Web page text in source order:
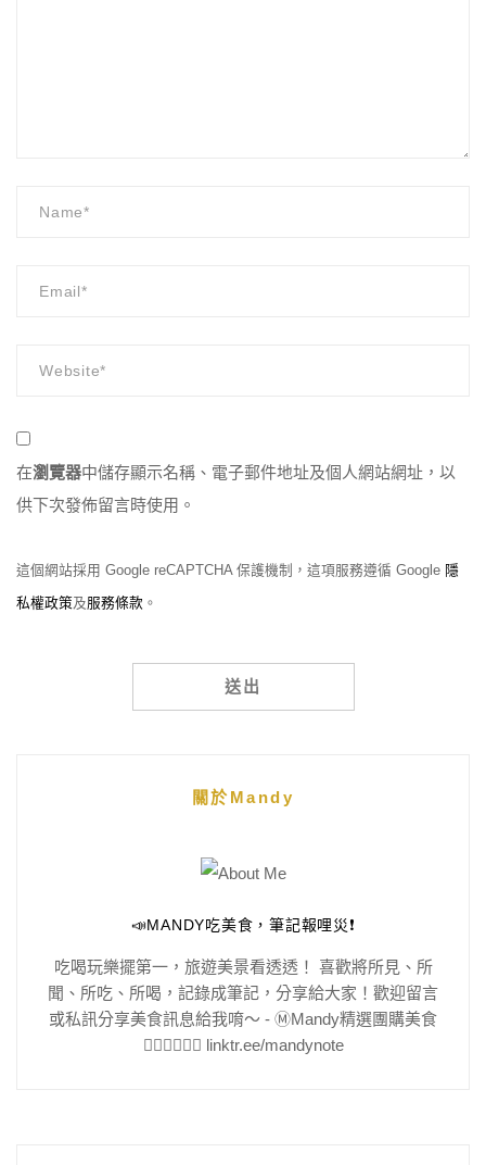
在瀏覽器中儲存顯示名稱、電子郵件地址及個人網站網址，以
供下次發佈留言時使用。
這個網站採用 Google reCAPTCHA 保護機制，這項服務遵循 Google 隱
私權政策及服務條款 。
關於Mandy
📣MANDY吃美食，筆記報哩災❗️
吃喝玩樂擺第一，旅遊美景看透透！ 喜歡將所見、所
聞、所吃、所喝，記錄成筆記，分享給大家！歡迎留言
或私訊分享美食訊息給我唷～ - Ⓜ️Mandy精選團購美食
👇🏻👇🏻👇🏻 linktr.ee/mandynote